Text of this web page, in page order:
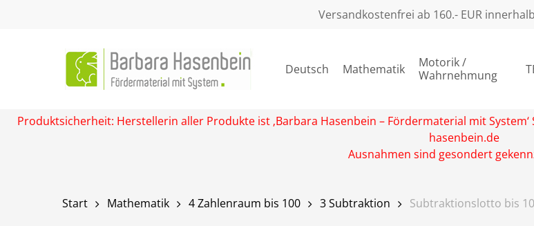
Versandkostenfrei ab 160.- EUR
Deutsch Mathematik
Motorik /
Wahrnehmung
Produktsicherheit: Herstellerin aller Produkte ist ‚Barbara Hasenbein – Fördermaterial mit
hasenbein.de
Ausnahmen sind gesondert
Start Mathematik 4 Zahlenraum bis 100 3 Subtraktion Subtraktionslotto bis